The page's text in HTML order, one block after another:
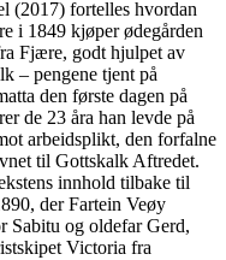
(2017) fortelles hvordan
i 1849 kjøper ødegården
Fjære, godt hjulpet av
– pengene tjent på
den første dagen på
de 23 åra han levde på
arbeidsplikt, den forfalne
til Gottskalk Aftredet.
innhold tilbake til
der Fartein Veøy
Sabitu og oldefar Gerd,
Victoria fra